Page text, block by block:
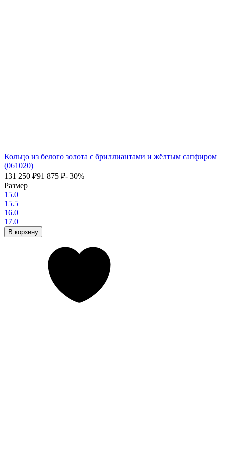
Кольцо из белого золота с бриллиантами и жёлтым сапфиром
(061020)
131 250 ₽91 875 ₽- 30%
Размер
15.0
15.5
16.0
17.0
В корзину